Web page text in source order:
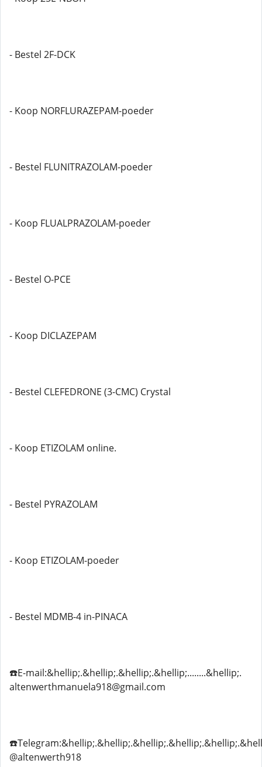
- Bestel 2F-DCK
- Koop NORFLURAZEPAM-poeder
- Bestel FLUNITRAZOLAM-poeder
- Koop FLUALPRAZOLAM-poeder
- Bestel O-PCE
- Koop DICLAZEPAM
- Bestel CLEFEDRONE (3-CMC) Crystal
- Koop ETIZOLAM online.
- Bestel PYRAZOLAM
- Koop ETIZOLAM-poeder
- Bestel MDMB-4 in-PINACA
☎️E-mail:&hellip;.&hellip;.&hellip;.&hellip;........&hellip;.
altenwerthmanuela918@gmail.com
@altenwerth918